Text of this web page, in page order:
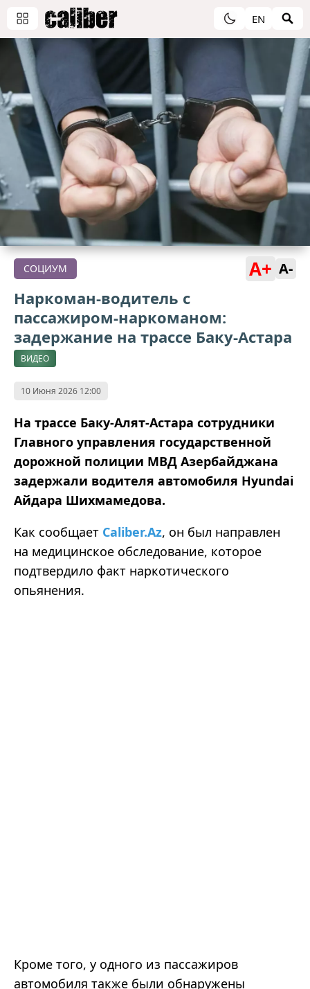
EN
СОЦИУМ A+ A-
Наркоман-водитель с
пассажиром-наркоманом:
задержание на трассе Баку-Астара
ВИДЕО
10 Июня 2026 12:00
На трассе Баку-Алят-Астара сотрудники
Главного управления государственной
дорожной полиции МВД Азербайджана
задержали водителя автомобиля Hyundai
Айдара Шихмамедова.
Как сообщает Caliber.Az, он был направлен
на медицинское обследование, которое
подтвердило факт наркотического
опьянения.
Кроме того, у одного из пассажиров
автомобиля также были обнаружены